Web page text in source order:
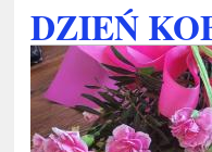
DZIEŃ